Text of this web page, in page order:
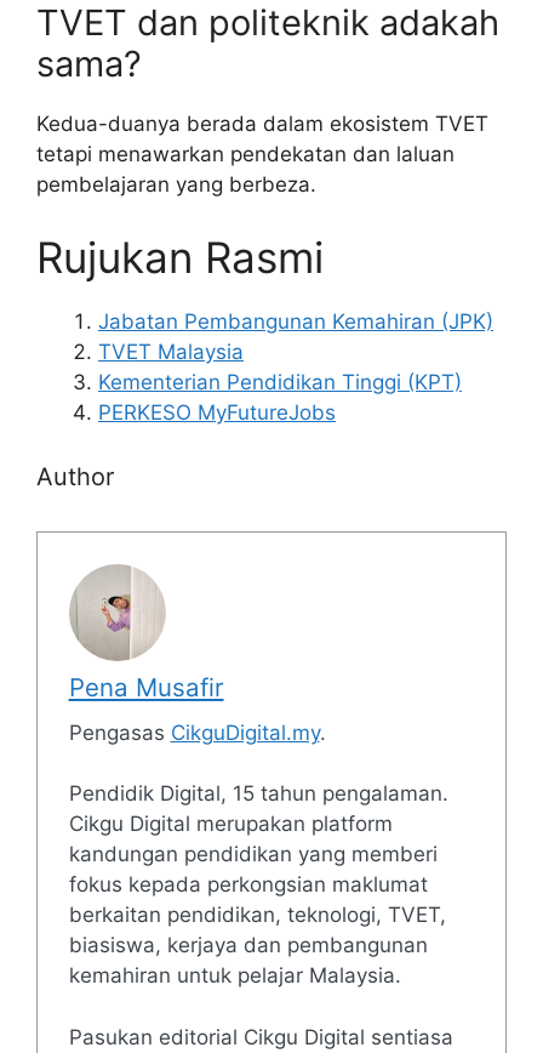
TVET dan politeknik adakah
sama?
Kedua-duanya berada dalam ekosistem TVET
tetapi menawarkan pendekatan dan laluan
pembelajaran yang berbeza.
Rujukan Rasmi
Jabatan Pembangunan Kemahiran (JPK)
TVET Malaysia
Kementerian Pendidikan Tinggi (KPT)
PERKESO MyFutureJobs
Author
Pena Musafir
Pengasas CikguDigital.my.
Pendidik Digital, 15 tahun pengalaman.
Cikgu Digital merupakan platform
kandungan pendidikan yang memberi
fokus kepada perkongsian maklumat
berkaitan pendidikan, teknologi, TVET,
biasiswa, kerjaya dan pembangunan
kemahiran untuk pelajar Malaysia.
Pasukan editorial Cikgu Digital sentiasa